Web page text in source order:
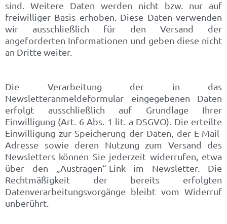
sind. Weitere Daten werden nicht bzw. nur auf
freiwilliger Basis erhoben. Diese Daten verwenden
wir ausschließlich für den Versand der
angeforderten Informationen und geben diese nicht
an Dritte weiter.
Die Verarbeitung der in das
Newsletteranmeldeformular eingegebenen Daten
erfolgt ausschließlich auf Grundlage Ihrer
Einwilligung (Art. 6 Abs. 1 lit. a DSGVO). Die erteilte
Einwilligung zur Speicherung der Daten, der E-Mail-
Adresse sowie deren Nutzung zum Versand des
Newsletters können Sie jederzeit widerrufen, etwa
über den „Austragen“-Link im Newsletter. Die
Rechtmäßigkeit der bereits erfolgten
Datenverarbeitungsvorgänge bleibt vom Widerruf
unberührt.